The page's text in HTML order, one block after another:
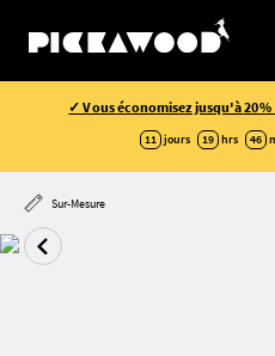
✓ Vous économisez jusqu'à
11 jours 19 hrs 46
Sur-Mesure